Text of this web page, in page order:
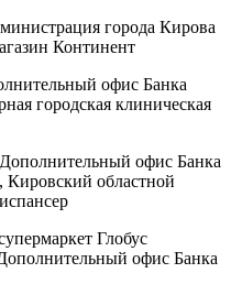
города Кирова
Континент
офис Банка
городская клиническая
офис Банка
Кировский областной
Глобус
офис Банка